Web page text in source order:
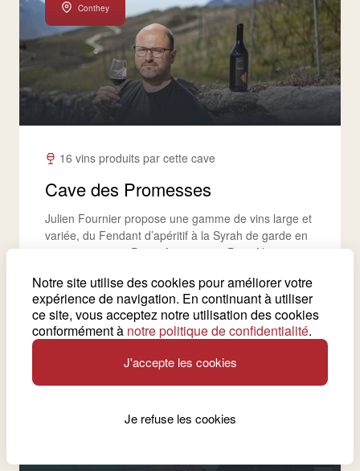
Conthey
16 vins produits par cette cave
Cave des Promesses
Julien Fournier propose une gamme de vins large et
variée, du Fendant d’apéritif à la Syrah de garde en
passant par une Petite Arvine et un Pinot Noir.
Voir la cave
Notre site utilise des cookies pour améliorer votre
expérience de navigation. En continuant à utiliser
ce site, vous acceptez notre utilisation des cookies
conformément à notre politique de confidentialité.
J'accepte les cookies
Je refuse les cookies